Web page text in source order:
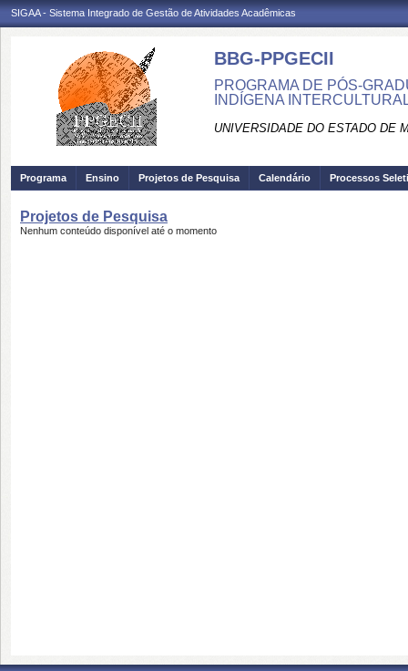
SIGAA - Sistema Integrado de Gestão de Atividades Acadêmicas
BBG-PPGECII
PROGRAMA DE PÓS-
INDÍGENA
UNIVERSIDADE DO ESTADO DE
Programa Ensino Projetos de Pesquisa Calendário Processos
Projetos de Pesquisa
Nenhum conteúdo disponível até o momento